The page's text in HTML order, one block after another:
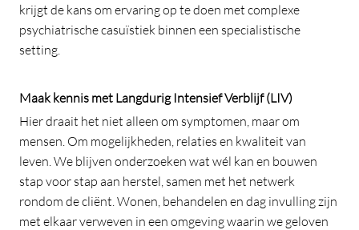
krijgt de kans om ervaring op te doen met complexe
psychiatrische casuïstiek binnen een specialistische
setting.
Maak kennis met Langdurig Intensief Verblijf (LIV)
Hier draait het niet alleen om symptomen, maar om
mensen. Om mogelijkheden, relaties en kwaliteit van
leven. We blijven onderzoeken wat wél kan en bouwen
stap voor stap aan herstel, samen met het netwerk
rondom de cliënt. Wonen, behandelen en dag invulling zijn
met elkaar verweven in een omgeving waarin we geloven